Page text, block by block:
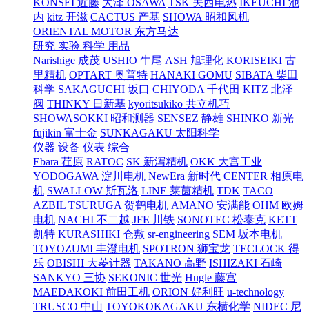
KONSEI 近藤 大泽 OSAWA TSK 关西电热 IKEUCHI 池
内 kitz 开滋 CACTUS 产基 SHOWA 昭和风机
ORIENTAL MOTOR 东方马达
研究 实验 科学 用品
Narishige 成茂 USHIO 牛尾 ASH 旭理化 KORISEIKI 古
里精机 OPTART 奥普特 HANAKI GOMU SIBATA 柴田
科学 SAKAGUCHI 坂口 CHIYODA 千代田 KITZ 北泽
阀 THINKY 日新基 kyoritsukiko 共立机巧
SHOWASOKKI 昭和测器 SENSEZ 静雄 SHINKO 新光
fujikin 富士金 SUNKAGAKU 太阳科学
仪器 设备 仪表 综合
Ebara 荏原 RATOC SK 新泻精机 OKK 大宫工业
YODOGAWA 淀川电机 NewEra 新时代 CENTER 相原电
机 SWALLOW 斯瓦洛 LINE 莱茵精机 TDK TACO
AZBIL TSURUGA 贺鹤电机 AMANO 安满能 OHM 欧姆
电机 NACHI 不二越 JFE 川铁 SONOTEC 松泰克 KETT
凯特 KURASHIKI 仓敷 sr-engineering SEM 坂本电机
TOYOZUMI 丰澄电机 SPOTRON 狮宝龙 TECLOCK 得
乐 OBISHI 大菱计器 TAKANO 高野 ISHIZAKI 石崎
SANKYO 三协 SEKONIC 世光 Hugle 藤宫
MAEDAKOKI 前田工机 ORION 好利旺 u-technology
TRUSCO 中山 TOYOKOKAGAKU 东横化学 NIDEC 尼